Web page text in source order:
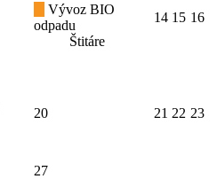
Vývoz BIO
odpadu
Štitáre
14 15 16
20 21 22 23
27